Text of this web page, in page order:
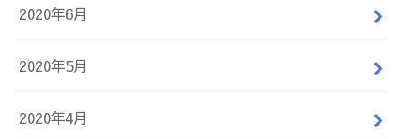
2020年6月
2020年5月
2020年4月